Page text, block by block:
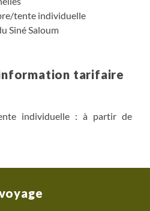
tente individuelle
Siné Saloum
tarifaire
individuelle : à partir de